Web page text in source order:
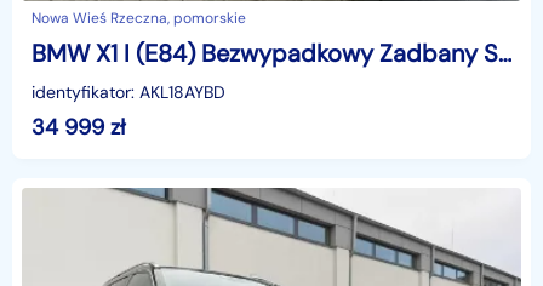
Nowa Wieś Rzeczna, pomorskie
BMW X1 I (E84) Bezwypadkowy Zadbany Super Stan
identyfikator: AKL18AYBD
34 999 zł